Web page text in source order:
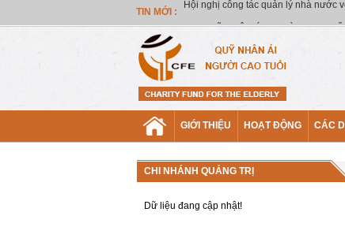
TIN MỚI : CSI QUỸ NHÂN ÁI NGƯỜI CAO TUỔI
GIỚI THIỆU HOẠT ĐỘNG CÁC
CHI NHÁNH QUẢNG TRỊ
Dữ liệu đang cập nhật!